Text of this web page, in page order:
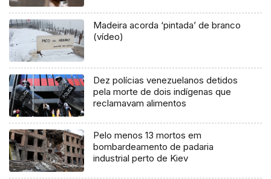
Madeira acorda ‘pintada’ de branco
(vídeo)
Dez polícias venezuelanos detidos
pela morte de dois indígenas que
reclamavam alimentos
Pelo menos 13 mortos em
bombardeamento de padaria
industrial perto de Kiev